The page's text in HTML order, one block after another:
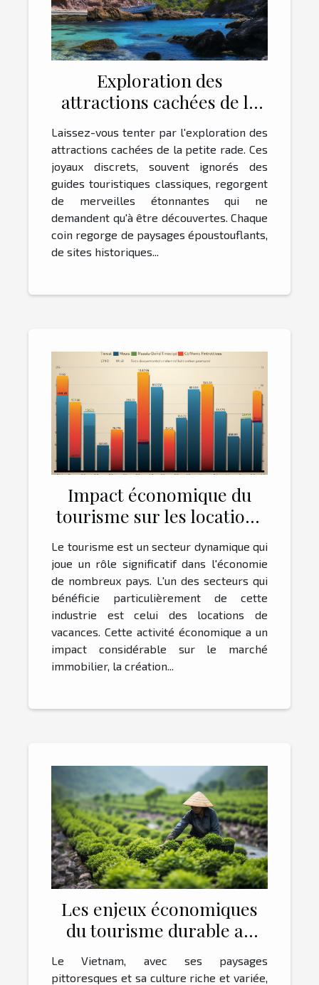
Exploration des
attractions cachées de la
petite rade
Laissez-vous tenter par l'exploration des
attractions cachées de la petite rade. Ces
joyaux discrets, souvent ignorés des
guides touristiques classiques, regorgent
de merveilles étonnantes qui ne
demandent qu'à être découvertes. Chaque
coin regorge de paysages époustouflants,
de sites historiques...
Impact économique du
tourisme sur les locations
de vacances
Le tourisme est un secteur dynamique qui
joue un rôle significatif dans l'économie
de nombreux pays. L'un des secteurs qui
bénéficie particulièrement de cette
industrie est celui des locations de
vacances. Cette activité économique a un
impact considérable sur le marché
immobilier, la création...
Les enjeux économiques
du tourisme durable au
Le Vietnam, avec ses paysages
pittoresques et sa culture riche et variée,